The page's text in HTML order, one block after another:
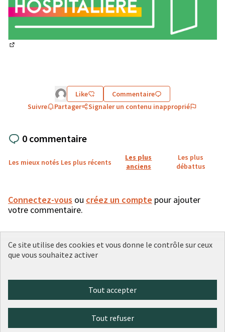
Like
Commentaire
Suivre
Partager Signaler un contenu inapproprié
0 commentaire
Les mieux notés Les plus récents
Les plus
anciens
Les plus
débattus
Connectez-vous ou créez un compte pour ajouter
votre commentaire.
(Lien externe)
(Lien externe)
(Lien externe)
(Lien externe)
(Lien externe)
Ce site utilise des cookies et vous donne le contrôle sur ceux
que vous souhaitez activer
Tout accepter
Tout refuser